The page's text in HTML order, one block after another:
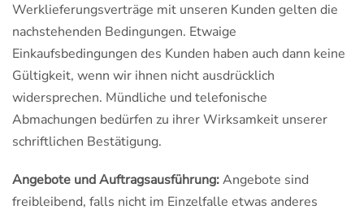
Werklieferungsverträge mit unseren Kunden gelten die
nachstehenden Bedingungen. Etwaige
Einkaufsbedingungen des Kunden haben auch dann keine
Gültigkeit, wenn wir ihnen nicht ausdrücklich
widersprechen. Mündliche und telefonische
Abmachungen bedürfen zu ihrer Wirksamkeit unserer
schriftlichen Bestätigung.
Angebote und Auftragsausführung:Angebote sind
freibleibend, falls nicht im Einzelfalle etwas anderes